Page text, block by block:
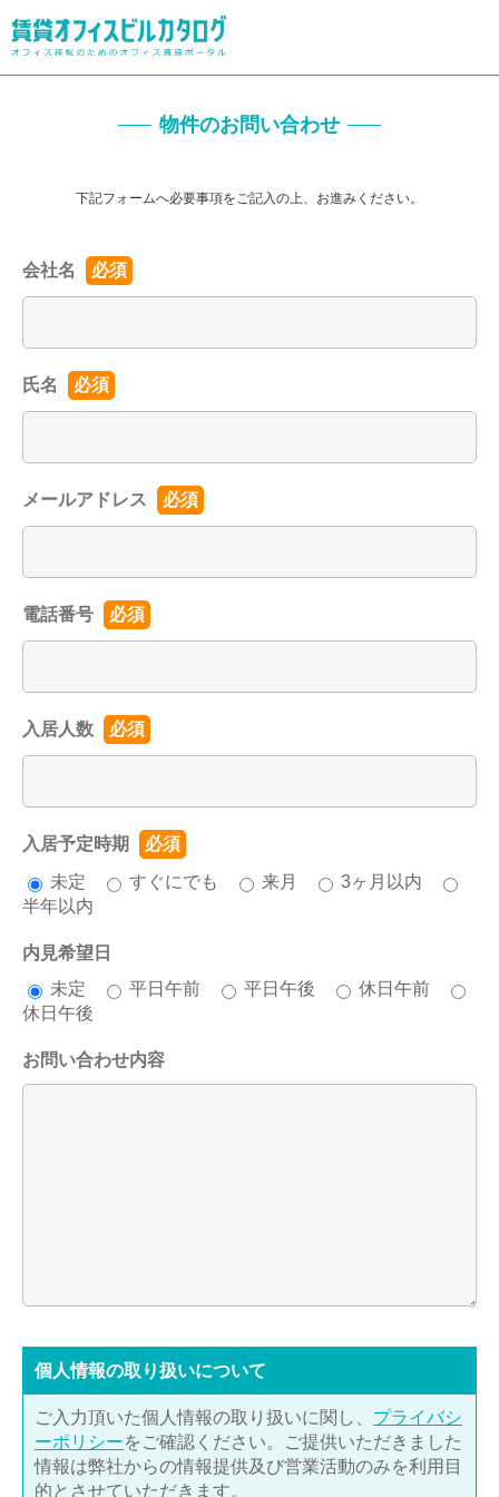
物件のお問い合わせ
下記フォームへ必要事項をご記入の上、お進みください。
会社名 必須
氏名 必須
メールアドレス 必須
電話番号 必須
入居人数 必須
入居予定時期
必須
未定
すぐにでも 来月
3ヶ月以内
半年以内
内見希望日
未定
平日午前 平日午後
休日午前
休日午後
お問い合わせ内容
個⼈情報の取り扱いについて
ご入力頂いた個人情報の取り扱いに関し、 プライバシ
ーポリシーをご確認ください。ご提供いただきました
情報は弊社からの情報提供及び営業活動のみを利用目
的とさせていただきます。